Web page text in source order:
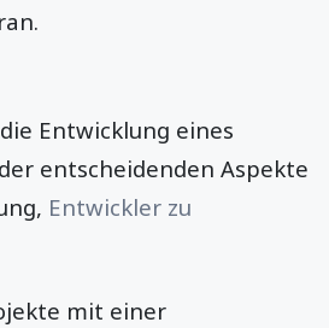
Entwicklung eines
entscheidenden Aspekte
Entwickler zu
mit einer